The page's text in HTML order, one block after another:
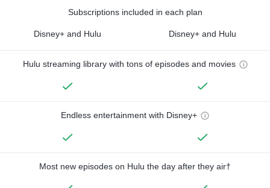
Subscriptions included in each plan
Disney+ and Hulu Disney+ and Hulu
Hulu streaming library with tons of episodes and movies
Endless entertainment with Disney+
Most new episodes on Hulu the day after they air†